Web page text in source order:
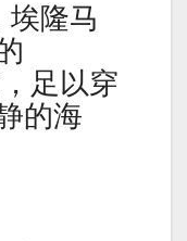
埃隆马
足以穿
的海